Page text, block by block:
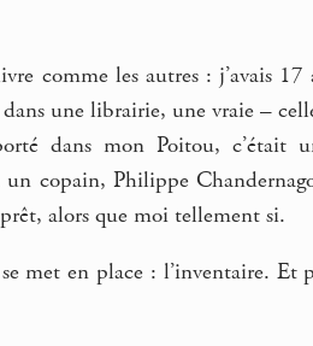
comme les autres : j’avais
une librairie, une vraie –
dans mon Poitou, c’était
copain, Philippe
alors que moi tellement si.
met en place : l’inventaire.